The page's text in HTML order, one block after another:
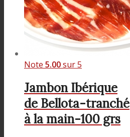
Note 5.00sur 5
Jambon Ibérique
de Bellota-tranché
à la main-100 grs